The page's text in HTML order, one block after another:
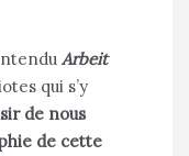
Arbeit
qui s’y
de nous
de cette